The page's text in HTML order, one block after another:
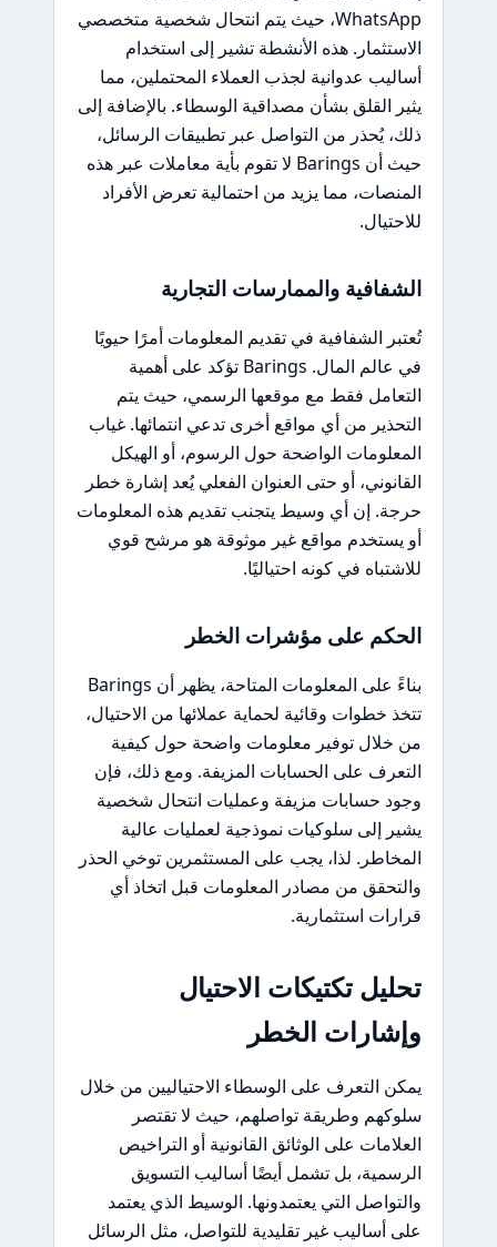
WhatsApp، حيث يتم انتحال شخصية متخصصي
الاستثمار. هذه الأنشطة تشير إلى استخدام
أساليب عدوانية لجذب العملاء المحتملين، مما
يثير القلق بشأن مصداقية الوسطاء. بالإضافة إلى
ذلك، يُحذر من التواصل عبر تطبيقات الرسائل،
حيث أن Barings لا تقوم بأية معاملات عبر هذه
المنصات، مما يزيد من احتمالية تعرض الأفراد
للاحتيال.
الشفافية والممارسات التجارية
تُعتبر الشفافية في تقديم المعلومات أمرًا حيويًا
في عالم المال. Barings تؤكد على أهمية
التعامل فقط مع موقعها الرسمي، حيث يتم
التحذير من أي مواقع أخرى تدعي انتمائها. غياب
المعلومات الواضحة حول الرسوم، أو الهيكل
القانوني، أو حتى العنوان الفعلي يُعد إشارة خطر
حرجة. إن أي وسيط يتجنب تقديم هذه المعلومات
أو يستخدم مواقع غير موثوقة هو مرشح قوي
للاشتباه في كونه احتياليًا.
الحكم على مؤشرات الخطر
بناءً على المعلومات المتاحة، يظهر أن Barings
تتخذ خطوات وقائية لحماية عملائها من الاحتيال،
من خلال توفير معلومات واضحة حول كيفية
التعرف على الحسابات المزيفة. ومع ذلك، فإن
وجود حسابات مزيفة وعمليات انتحال شخصية
يشير إلى سلوكيات نموذجية لعمليات عالية
المخاطر. لذا، يجب على المستثمرين توخي الحذر
والتحقق من مصادر المعلومات قبل اتخاذ أي
قرارات استثمارية.
تحليل تكتيكات الاحتيال
وإشارات الخطر
يمكن التعرف على الوسطاء الاحتياليين من خلال
سلوكهم وطريقة تواصلهم، حيث لا تقتصر
العلامات على الوثائق القانونية أو التراخيص
الرسمية، بل تشمل أيضًا أساليب التسويق
والتواصل التي يعتمدونها. الوسيط الذي يعتمد
على أساليب غير تقليدية للتواصل، مثل الرسائل